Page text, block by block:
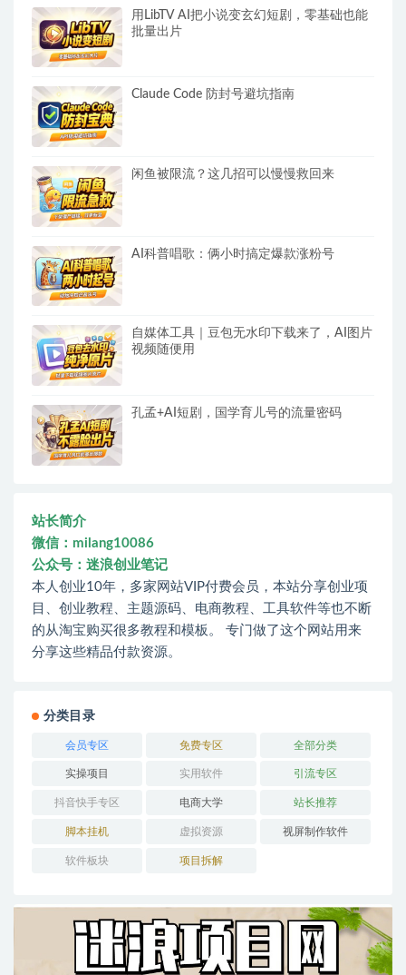
用LibTV AI把小说变玄幻短剧，零基础也能
批量出片
Claude Code 防封号避坑指南
闲鱼被限流？这几招可以慢慢救回来
AI科普唱歌：俩小时搞定爆款涨粉号
自媒体工具｜豆包无水印下载来了，AI图片
视频随便用
孔孟+AI短剧，国学育儿号的流量密码
站长简介
微信：milang10086
公众号：迷浪创业笔记
本人创业10年，多家网站VIP付费会员，本站分享创业项
目、创业教程、主题源码、电商教程、工具软件等也不断
的从淘宝购买很多教程和模板。 专门做了这个网站用来
分享这些精品付款资源。
分类目录
会员专区 免费专区 全部分类
实操项目 实用软件 引流专区
抖音快手专区 电商大学 站长推荐
脚本挂机 虚拟资源 视屏制作软件
软件板块 项目拆解